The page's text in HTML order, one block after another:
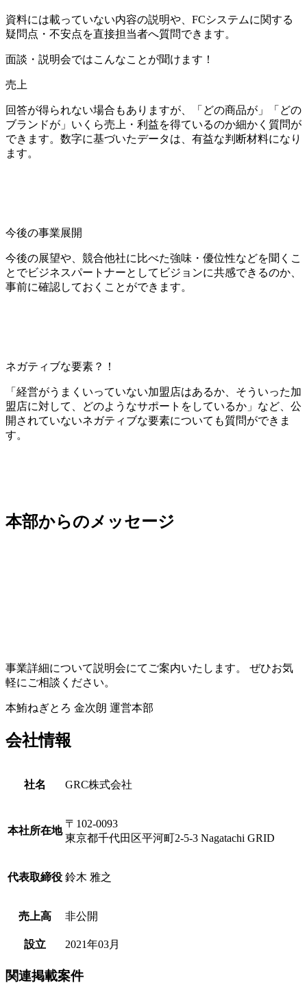
資料には載っていない内容の説明や、FCシステムに関する
疑問点・不安点を直接担当者へ質問できます。
面談・説明会ではこんなことが聞けます！
売上
回答が得られない場合もありますが、「どの商品が」「どの
ブランドが」いくら売上・利益を得ているのか細かく質問が
できます。数字に基づいたデータは、有益な判断材料になり
ます。
今後の事業展開
今後の展望や、競合他社に比べた強味・優位性などを聞くこ
とでビジネスパートナーとしてビジョンに共感できるのか、
事前に確認しておくことができます。
ネガティブな要素？！
「経営がうまくいっていない加盟店はあるか、そういった加
盟店に対して、どのようなサポートをしているか」など、公
開されていないネガティブな要素についても質問ができま
す。
本部からのメッセージ
事業詳細について説明会にてご案内いたします。 ぜひお気
軽にご相談ください。
本鮪ねぎとろ 金次朗 運営本部
会社情報
社名 GRC株式会社
本社所在地
〒 102-0093
東京都千代田区平河町2-5-3 Nagatachi GRID
代表取締役 鈴木 雅之
売上高 非公開
設立 2021年03月
関連掲載案件